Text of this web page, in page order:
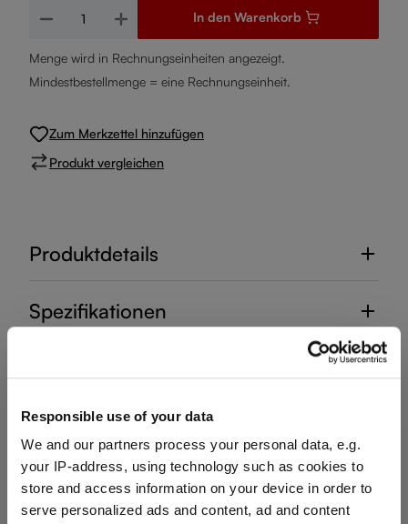
Responsible use of your data
We and our partners process your personal data, e.g.
your IP-address, using technology such as cookies to
store and access information on your device in order to
serve personalized ads and content, ad and content
Produkt Anzahl: Gib den gewünschten Wert ein oder
In den Warenkorb
Menge wird in Rechnungseinheiten angezeigt.
Mindestbestellmenge = eine Rechnungseinheit.
Zum Merkzettel hinzufügen
Produkt vergleichen
Produktdetails
Spezifikationen
Bewertungen